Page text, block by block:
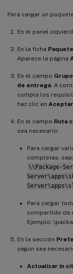
Para cargar un
En el panel
En la ficha
Aparece la página
En el campo
de entrega . A
cumpla los
haz clic en Aceptar
En el campo Ruta
sea necesario:
Para cargar
completas,
\\Package-
Para cargar
compartido de
Ejemplo:
En la sección
según sea
Actualizar in